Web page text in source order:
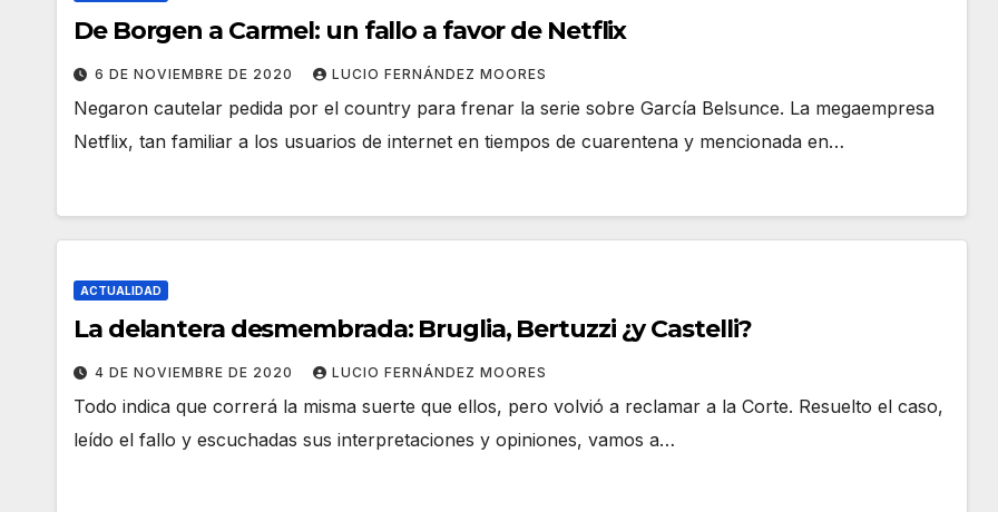
De Borgen a Carmel: un fallo a favor de Netflix
6 DE NOVIEMBRE DE 2020 LUCIO FERNÁNDEZ MOORES
Negaron cautelar pedida por el country para frenar la serie sobre García Belsunce. La megaempresa
Netflix, tan familiar a los usuarios de internet en tiempos de cuarentena y mencionada en…
ACTUALIDAD
La delantera desmembrada: Bruglia, Bertuzzi ¿y Castelli?
4 DE NOVIEMBRE DE 2020 LUCIO FERNÁNDEZ MOORES
Todo indica que correrá la misma suerte que ellos, pero volvió a reclamar a la Corte. Resuelto el caso,
leído el fallo y escuchadas sus interpretaciones y opiniones, vamos a…